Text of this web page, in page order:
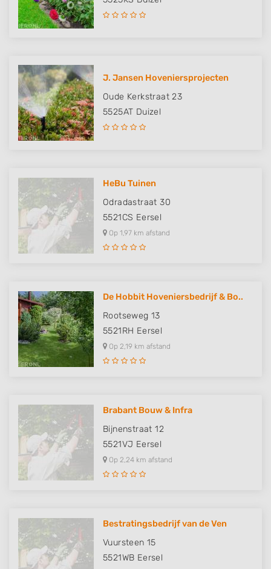
J. Jansen Hoveniersprojecten
Oude Kerkstraat 23
5525AT Duizel
HeBu Tuinen
Odradastraat 30
5521CS Eersel
Op 1,97 km afstand
De Hobbit Hoveniersbedrijf & Bo..
Rootseweg 13
5521RH Eersel
Op 2,19 km afstand
Brabant Bouw & Infra
Bijnenstraat 12
5521VJ Eersel
Op 2,24 km afstand
Bestratingsbedrijf van de Ven
Vuursteen 15
5521WB Eersel